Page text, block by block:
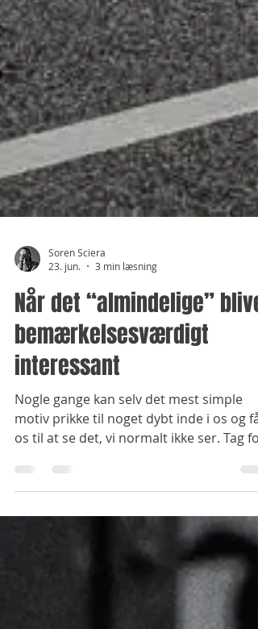
Soren Sciera
23. jun.
3 min læsning
Når det “almindelige” bliver
bemærkelsesværdigt
interessant
eksempel dette fotografi, som jeg tog for
et stykke tid siden på en rasteplads lidt
uden for Haslev, efter et besøg på
Giesegård Gods der ligger mellem Køge
og Ringsted. Stoppet på rastepladsen var